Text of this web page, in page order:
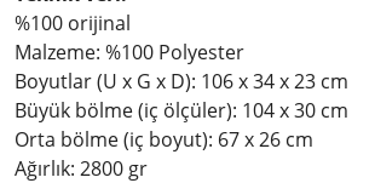
%100 orijinal
Malzeme: %100 Polyester
Boyutlar (U x G x D): 106 x 34 x 23 cm
Büyük bölme (iç ölçüler): 104 x 30 cm
Orta bölme (iç boyut): 67 x 26 cm
Ağırlık: 2800 gr